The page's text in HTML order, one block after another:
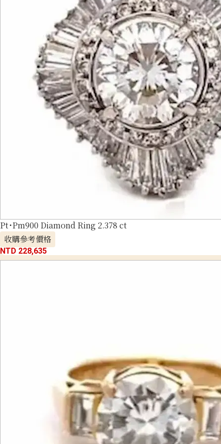
Pt･Pm900 Diamond Ring 2.378 ct
收購參考價格
NTD 228,635